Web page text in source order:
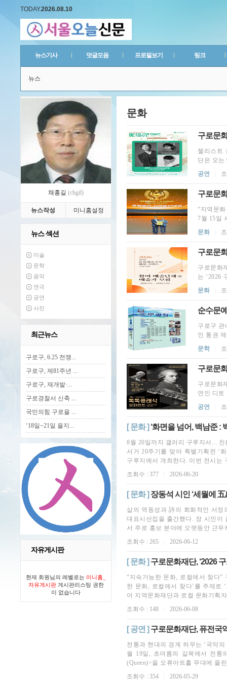
TODAY.2026.08.10
뉴스기사 덧글모음 프로필보기 링크
뉴스
채홍길 (chgil)
뉴스작성 미니홈설정
뉴스 섹션
미술
문학
음악
연극
공연
사진
최근뉴스
구로구, 6.25 전쟁...
구로구, 제81주년 ...
구로구, 재개발·...
구로경찰서 신축 ...
국민의힘 구로을 ...
‘18일~21일 을지...
자유게시판
현재 회원님의 레벨로는 미니홈_
자유게시판게시판리스팅 권한
이 없습니다
문화
구로문
첼리스트
단은 오는
공연
구로문
“지역문
7월 15일
문화
구로문
구로문화
는 ‘2026
문화
순수문
구로구 관
인 통권
문학
구로문
구로문화
연인 디토
공연
[ 문화 ] ‘화면을 넘어, 백남준 :
8월 20일까지 갤러리 구루지서...
서거 20주기를 맞아 특별기획전 ‘
구루지에서 개최한다. 이번 전시는
조회수 : 377
2026-06-20
[ 문화 ] 장동석 시인 ‘세월에
삶의 역동성과 詩의 회화적인 서정
대표시선집을 출간했다. 장 시인이
서 주로 홍보 분야에 오랫동안 근무
조회수 : 265
2026-06-12
[ 문화 ] 구로문화재단, ‘2026
“지속가능한 문화, 로컬에서 찾다”
한 문화, 로컬에서 찾다’를 주제로
어 지역문화재단과 로컬 문화기획
조회수 : 148
2026-06-08
[ 공연 ] 구로문화재단, 퓨전국
전통과 현대의 경계 허무는 ‘국악
월 19일, 초여름의 길목에서 전통
(Queen)>을 오류아트홀 무대에 올
조회수 : 354
2026-05-29